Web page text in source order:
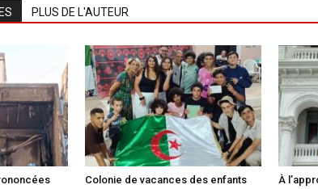
PLUS DE L'AUTEUR
Colonie de vacances des enfants
À